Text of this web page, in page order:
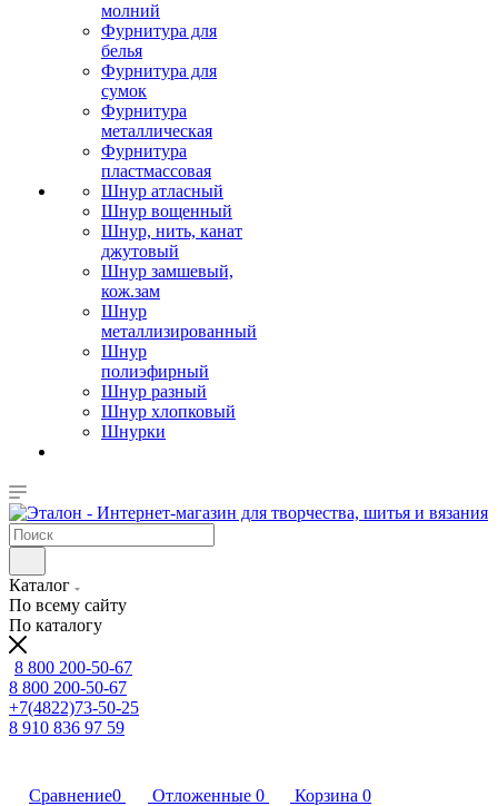
молний
Фурнитура для
белья
Фурнитура для
сумок
Фурнитура
металлическая
Фурнитура
пластмассовая
Шнур атласный
Шнур вощенный
Шнур, нить, канат
джутовый
Шнур замшевый,
кож.зам
Шнур
металлизированный
Шнур
полиэфирный
Шнур разный
Шнур хлопковый
Шнурки
Каталог
По всему сайту
По каталогу
8 800 200-50-67
8 800 200-50-67
+7(4822)73-50-25
8 910 836 97 59
Сравнение0 Отложенные 0 Корзина 0